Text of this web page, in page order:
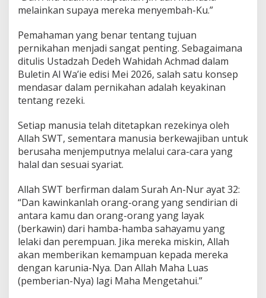
melainkan supaya mereka menyembah-Ku.”
Pemahaman yang benar tentang tujuan
pernikahan menjadi sangat penting. Sebagaimana
ditulis Ustadzah Dedeh Wahidah Achmad dalam
Buletin Al Wa’ie edisi Mei 2026, salah satu konsep
mendasar dalam pernikahan adalah keyakinan
tentang rezeki.
Setiap manusia telah ditetapkan rezekinya oleh
Allah SWT, sementara manusia berkewajiban untuk
berusaha menjemputnya melalui cara-cara yang
halal dan sesuai syariat.
Allah SWT berfirman dalam Surah An-Nur ayat 32:
“Dan kawinkanlah orang-orang yang sendirian di
antara kamu dan orang-orang yang layak
(berkawin) dari hamba-hamba sahayamu yang
lelaki dan perempuan. Jika mereka miskin, Allah
akan memberikan kemampuan kepada mereka
dengan karunia-Nya. Dan Allah Maha Luas
(pemberian-Nya) lagi Maha Mengetahui.”